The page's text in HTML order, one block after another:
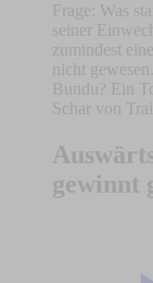
Frage: Was
seiner
zumindest
nicht
Bundu? Ein
Schar von
gewinnt